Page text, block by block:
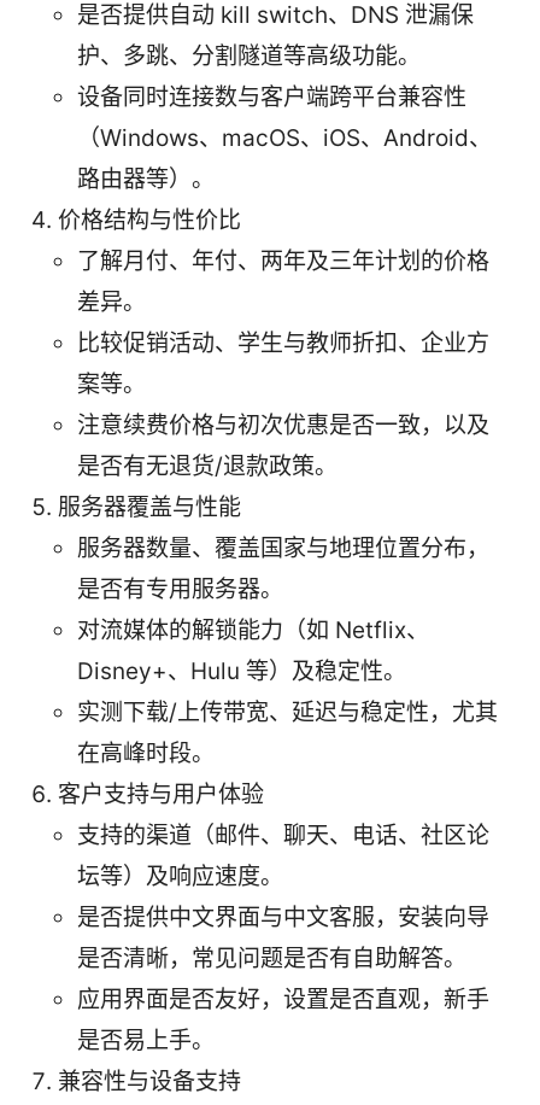
是否提供自动 kill switch、DNS 泄漏保
护、多跳、分割隧道等高级功能。
设备同时连接数与客户端跨平台兼容性
（Windows、macOS、iOS、Android、
路由器等）。
价格结构与性价比
了解月付、年付、两年及三年计划的价格
差异。
比较促销活动、学生与教师折扣、企业方
案等。
注意续费价格与初次优惠是否一致，以及
是否有无退货/退款政策。
服务器覆盖与性能
服务器数量、覆盖国家与地理位置分布，
是否有专用服务器。
对流媒体的解锁能力（如 Netflix、
Disney+、Hulu 等）及稳定性。
实测下载/上传带宽、延迟与稳定性，尤其
在高峰时段。
客户支持与用户体验
支持的渠道（邮件、聊天、电话、社区论
坛等）及响应速度。
是否提供中文界面与中文客服，安装向导
是否清晰，常见问题是否有自助解答。
应用界面是否友好，设置是否直观，新手
是否易上手。
兼容性与设备支持